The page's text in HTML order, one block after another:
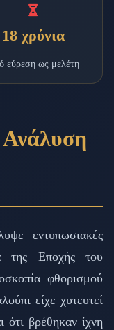
18 χρόνια
εύρεση ως μελέτη
εντυπωσιακές
της Εποχής του
φθορισμού
είχε χυτευτεί
ότι βρέθηκαν ίχνη